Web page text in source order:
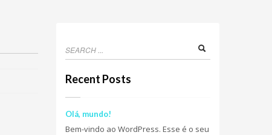
Recent Posts
Olá, mundo!
Bem-vindo ao WordPress. Esse é o seu